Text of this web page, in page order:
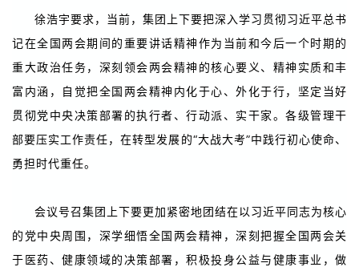
徐浩宇要求，当前，集团上下要把深入学习贯彻习近平总书
记在全国两会期间的重要讲话精神作为当前和今后一个时期的
重大政治任务，深刻领会两会精神的核心要义、精神实质和丰
富内涵，自觉把全国两会精神内化于心、外化于行，坚定当好
贯彻党中央决策部署的执行者、行动派、实干家。各级管理干
部要压实工作责任，在转型发展的“大战大考”中践行初心使命、
勇担时代重任。
会议号召集团上下要更加紧密地团结在以习近平同志为核心
的党中央周围，深学细悟全国两会精神，深刻把握全国两会关
于医药、健康领域的决策部署，积极投身公益与健康事业，做